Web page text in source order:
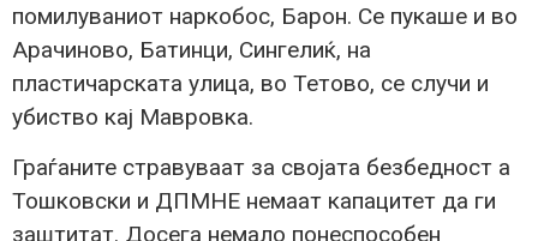
помилуваниот наркобос, Барон. Се пукаше и во
Арачиново, Батинци, Сингелиќ, на
пластичарската улица, во Тетово, се случи и
убиство кај Мавровка.
Граѓаните стравуваат за својата безбедност а
Тошковски и ДПМНЕ немаат капацитет да ги
заштитат. Досега немало понеспособен